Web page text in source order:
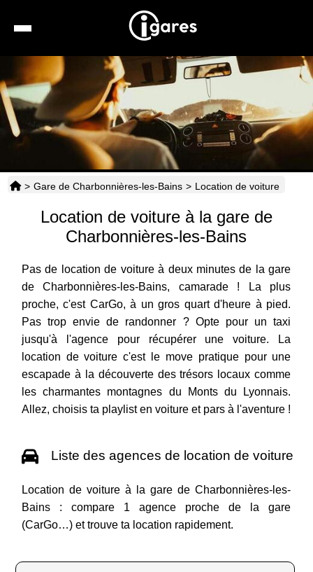
Recherche
Location de voiture
Hôtels
Taxis
Horaires
> Gare de Charbonnières-les-Bains > Location de voiture
Location de voiture à la gare de
Charbonnières-les-Bains
Pas de location de voiture à deux minutes de la gare
de Charbonnières-les-Bains, camarade ! La plus
proche, c'est CarGo, à un gros quart d'heure à pied.
Pas trop envie de randonner ? Opte pour un taxi
jusqu'à l'agence pour récupérer une voiture. La
location de voiture c'est le move pratique pour une
escapade à la découverte des trésors locaux comme
les charmantes montagnes du Monts du Lyonnais.
Allez, choisis ta playlist en voiture et pars à l'aventure !
Liste des agences de location de voiture
Location de voiture à la gare de Charbonnières-les-
Bains : compare 1 agence proche de la gare
(CarGo…) et trouve ta location rapidement.